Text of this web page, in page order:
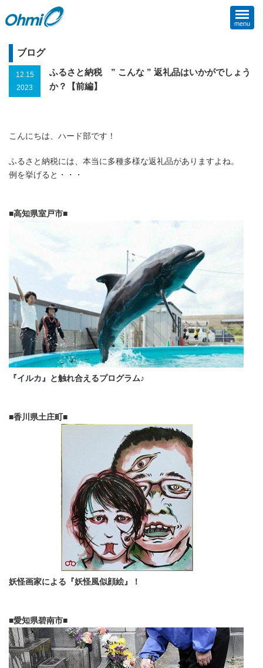
menu
ブログ
12.15
2023
ふるさと納税 ” こんな ” 返礼品はいかがでしょう
か？【前編】
こんにちは、ハード部です！
ふるさと納税には、本当に多種多様な返礼品がありますよね。
例を挙げると・・・
■高知県室戸市■
『イルカ』と触れ合えるプログラム♪
■香川県土庄町■
妖怪画家による『妖怪風似顔絵』！
■愛知県碧南市■